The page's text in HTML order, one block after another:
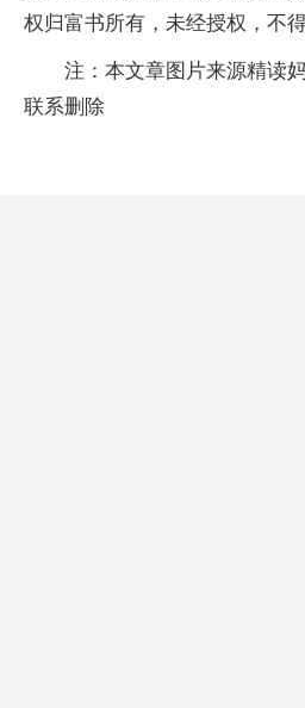
权归富书所有，未经授权，不
注：本文章图片来源精读
联系删除